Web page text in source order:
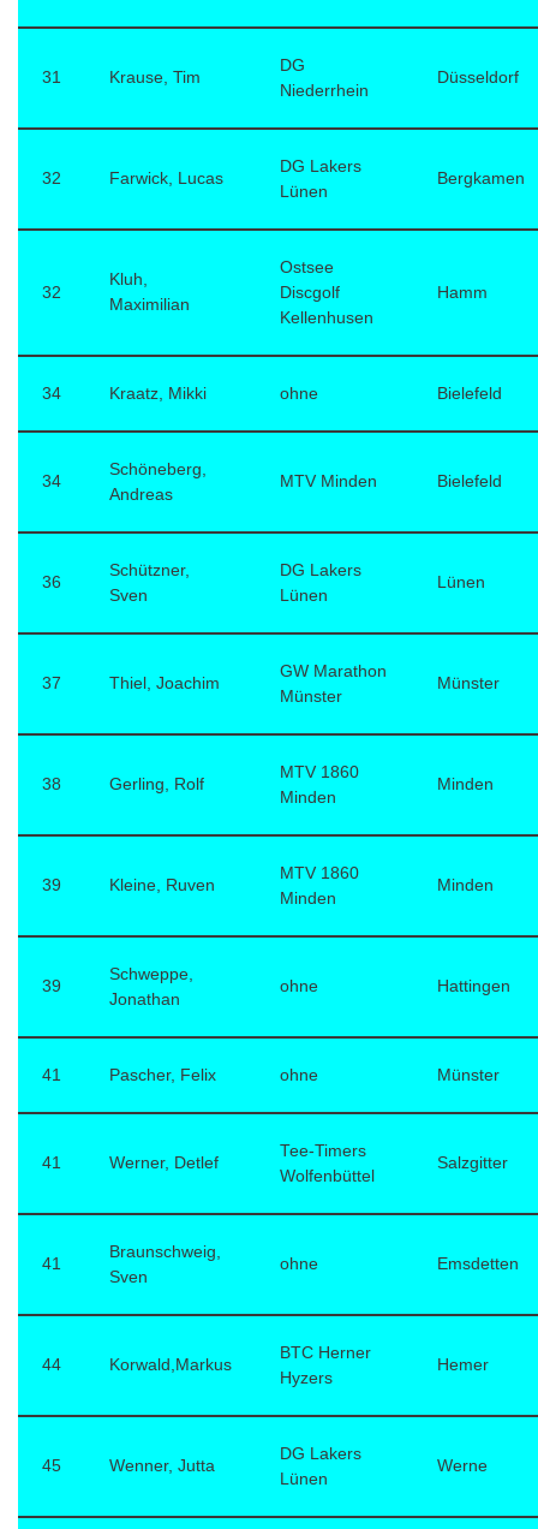
31 Krause, Tim
DG
Niederrhein
Düsseldorf
32 Farwick, Lucas
DG Lakers
Lünen
Bergkamen
32
Kluh,
Maximilian
Ostsee
Discgolf
Kellenhusen
Hamm
34 Kraatz, Mikki ohne Bielefeld
34
Schöneberg,
Andreas
MTV Minden Bielefeld
36
Schützner,
Sven
DG Lakers
Lünen
Lünen
37 Thiel, Joachim
GW Marathon
Münster
Münster
38 Gerling, Rolf
MTV 1860
Minden
Minden
39 Kleine, Ruven
MTV 1860
Minden
Minden
39
Schweppe,
Jonathan
ohne Hattingen
41 Pascher, Felix ohne Münster
41 Werner, Detlef
Tee-Timers
Wolfenbüttel
Salzgitter
41
Braunschweig,
Sven
ohne Emsdetten
44 Korwald,Markus
BTC Herner
Hyzers
Hemer
45 Wenner, Jutta
DG Lakers
Lünen
Werne